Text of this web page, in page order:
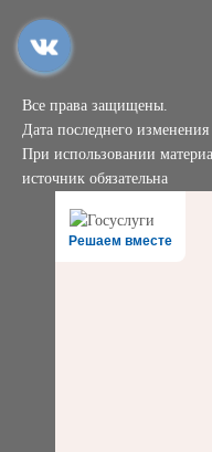
Все права защищены.
Дата последнего
При использовании
источник обязательна
Решаем вместе